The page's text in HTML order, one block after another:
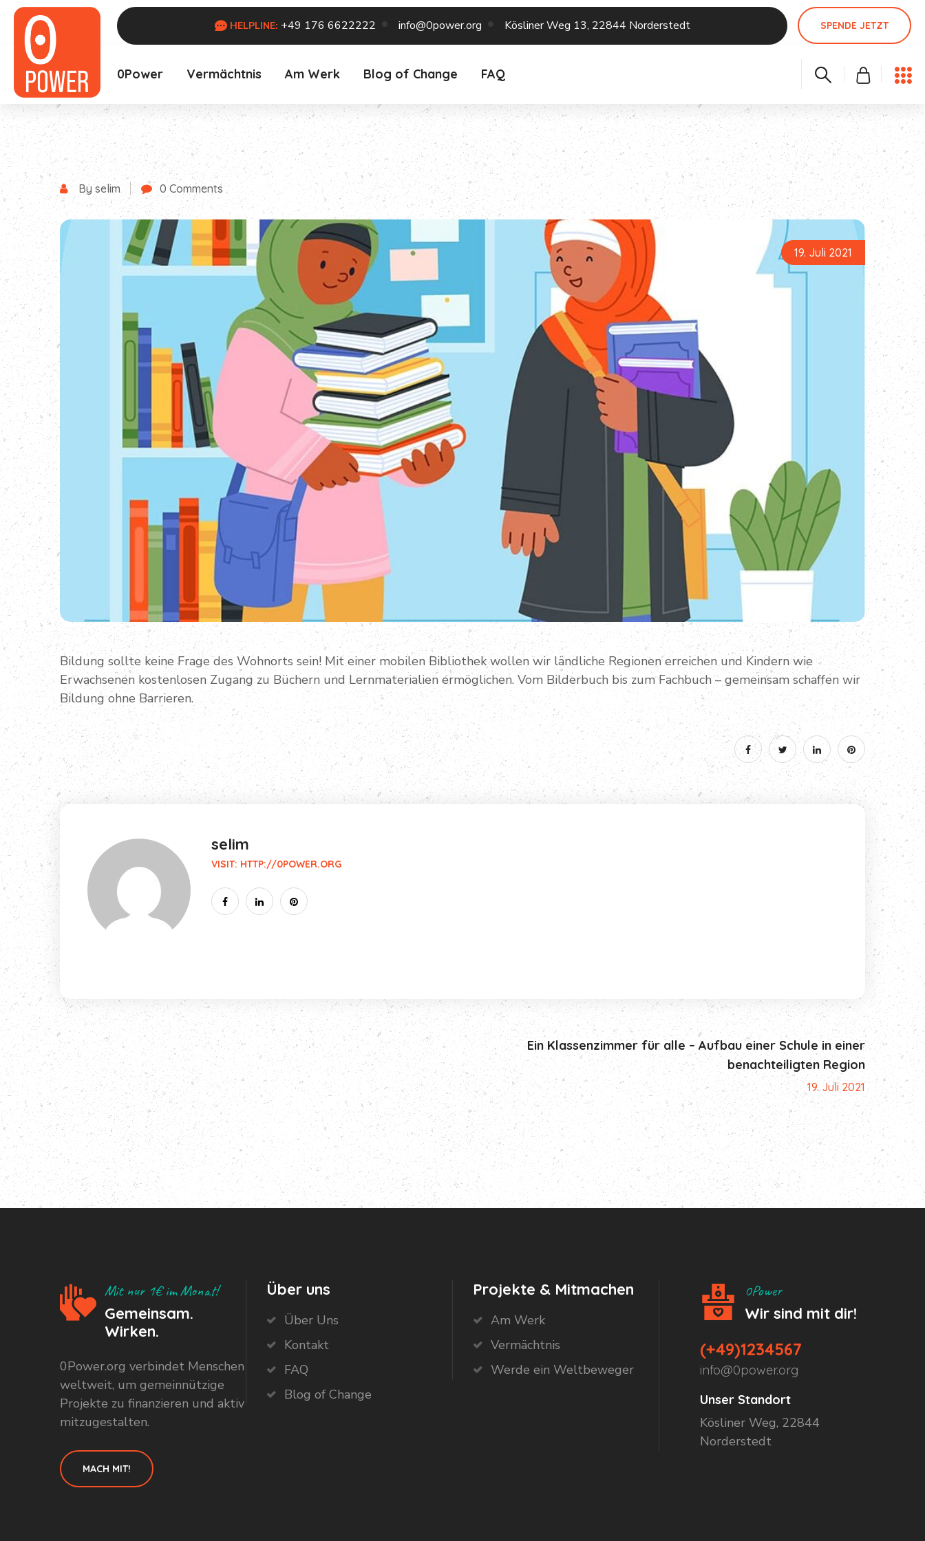
HELPLINE: +49 176 6622222 info@0power.org Kösliner Weg 13, 22844 Norderstedt SPENDE JETZT
0Power Vermächtnis Am Werk Blog of Change FAQ
By selim 0 Comments
19. Juli 2021
Bildung sollte keine Frage des Wohnorts sein! Mit einer mobilen Bibliothek wollen wir ländliche Regionen erreichen und Kindern wie
Erwachsenen kostenlosen Zugang zu Büchern und Lernmaterialien ermöglichen. Vom Bilderbuch bis zum Fachbuch – gemeinsam schaffen wir
Bildung ohne Barrieren.
selim
VISIT: HTTP://0POWER.ORG
Ein Klassenzimmer für alle – Aufbau einer Schule in einer
benachteiligten Region
19. Juli 2021
Mit nur 1€ im Monat!
Gemeinsam.
Wirken.
0Power.org verbindet Menschen
weltweit, um gemeinnützige
Projekte zu finanzieren und aktiv
mitzugestalten.
MACH MIT!
Über uns
Über Uns
Kontakt
FAQ
Blog of Change
Projekte & Mitmachen
Am Werk
Vermächtnis
Werde ein Weltbeweger
0Power
Wir sind mit dir!
(+49)1234567
info@0power.org
Unser Standort
Kösliner Weg, 22844
Norderstedt